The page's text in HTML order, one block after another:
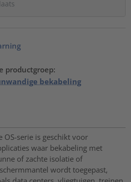
productgroep:
bekabeling
OS-serie is geschikt voor
waar bekabeling met
of zachte isolatie of
wordt toegepast,